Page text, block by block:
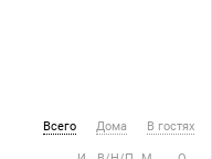
Всего Дома В гостях